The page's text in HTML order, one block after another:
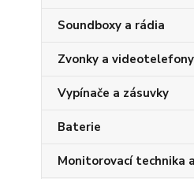
Soundboxy a rádia
Zvonky a videotelefony
Vypínače a zásuvky
Baterie
Monitorovací technika